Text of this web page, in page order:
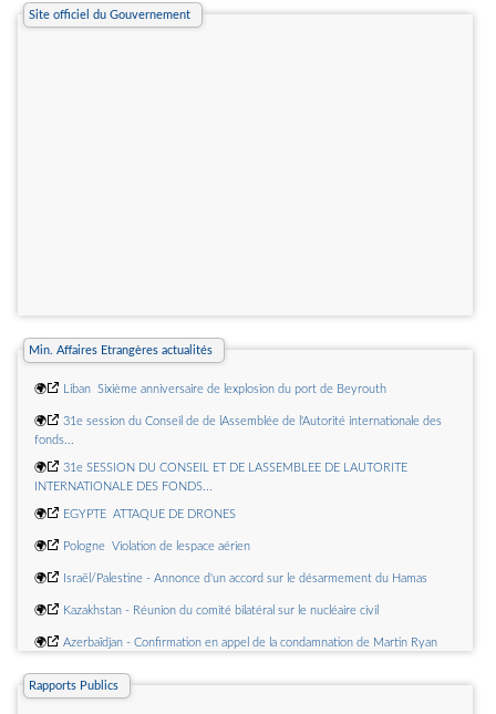
🌍
Rupture irrégulière d'un contrat d'apprentissage : le défaut de notification
Site officiel du Gouvernement
Min. Affaires Etrangères actualités
🌍 Liban  Sixième anniversaire de lexplosion du port de Beyrouth
🌍
31e session du Conseil de de lAssemblée de l'Autorité internationale des
fonds...
🌍
31e SESSION DU CONSEIL ET DE LASSEMBLEE DE LAUTORITE
INTERNATIONALE DES FONDS...
🌍 EGYPTE  ATTAQUE DE DRONES
🌍 Pologne  Violation de lespace aérien
🌍 Israël/Palestine - Annonce d'un accord sur le désarmement du Hamas
🌍 Kazakhstan - Réunion du comité bilatéral sur le nucléaire civil
🌍 Azerbaïdjan - Confirmation en appel de la condamnation de Martin Ryan
🌍
Déclaration conjointe des ministres des Affaires étrangères de la France et
du...
Rapports Publics